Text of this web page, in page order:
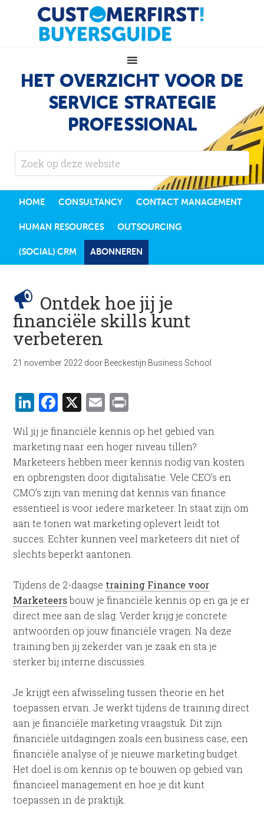
HET OVERZICHT VOOR DE
SERVICE STRATEGIE
PROFESSIONAL
HOME CONSULTANCY CONTACT MANAGEMENT
HUMAN RESOURCES OUTSOURCING
(SOCIAL) CRM ABONNEREN
Ontdek hoe jij je
financiële skills kunt
verbeteren
21 november 2022 door Beeckestijn Business School
LinkedIn
Facebook
X Email
Wil jij je financiële kennis op het gebied van
marketing naar een hoger niveau tillen?
Marketeers hebben meer kennis nodig van kosten
en opbrengsten door digitalisatie. Vele CEO’s en
CMO’s zijn van mening dat kennis van finance
essentieel is voor iedere marketeer. In staat zijn om
aan te tonen wat marketing oplevert leidt tot
succes. Echter kunnen veel marketeers dit niet of
slechts beperkt aantonen.
Tijdens de 2-daagse training Finance voor
Marketeersbouw je financiële kennis op en ga je er
direct mee aan de slag. Verder krijg je concrete
antwoorden op jouw financiële vragen. Na deze
training ben jij zekerder van je zaak en sta je
sterker bij interne discussies.
Je krijgt een afwisseling tussen theorie en het
toepassen ervan. Je werkt tijdens de training direct
aan je financiële marketing vraagstuk. Dit zijn
financiële uitdagingen zoals een business case, een
financiële analyse of je nieuwe marketing budget.
Het doel is om kennis op te bouwen op gebied van
financieel management en hoe je dit kunt
toepassen in de praktijk.